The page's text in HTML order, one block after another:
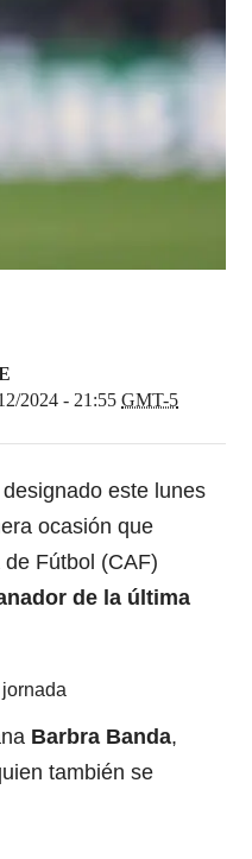
2024 - 21:55 GMT-5
este lunes
ocasión que
Fútbol (CAF)
de la última
Barbra Banda,
también se